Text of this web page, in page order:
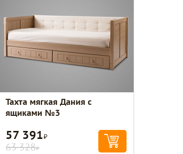
Тахта мягкая Дания с
ящиками №3
57 391Р
63 328Р